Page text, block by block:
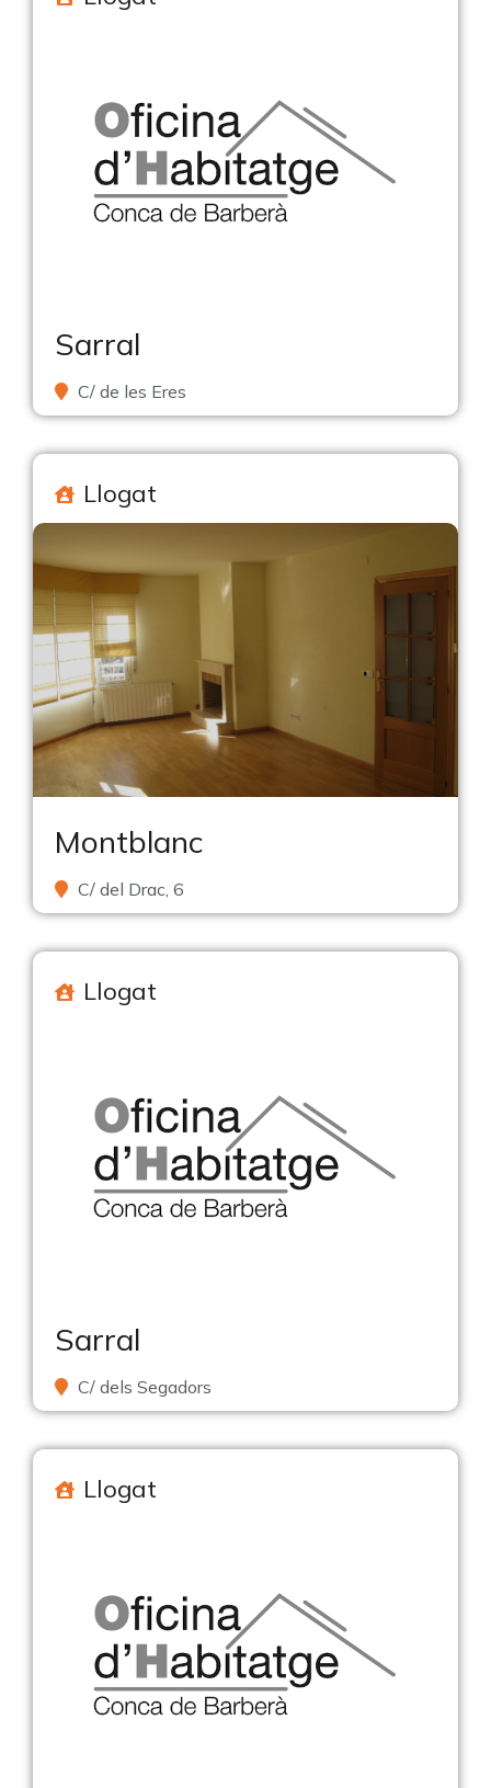
Sarral
C/ de les Eres
Llogat
Montblanc
C/ del Drac, 6
Llogat
Sarral
C/ dels Segadors
Llogat